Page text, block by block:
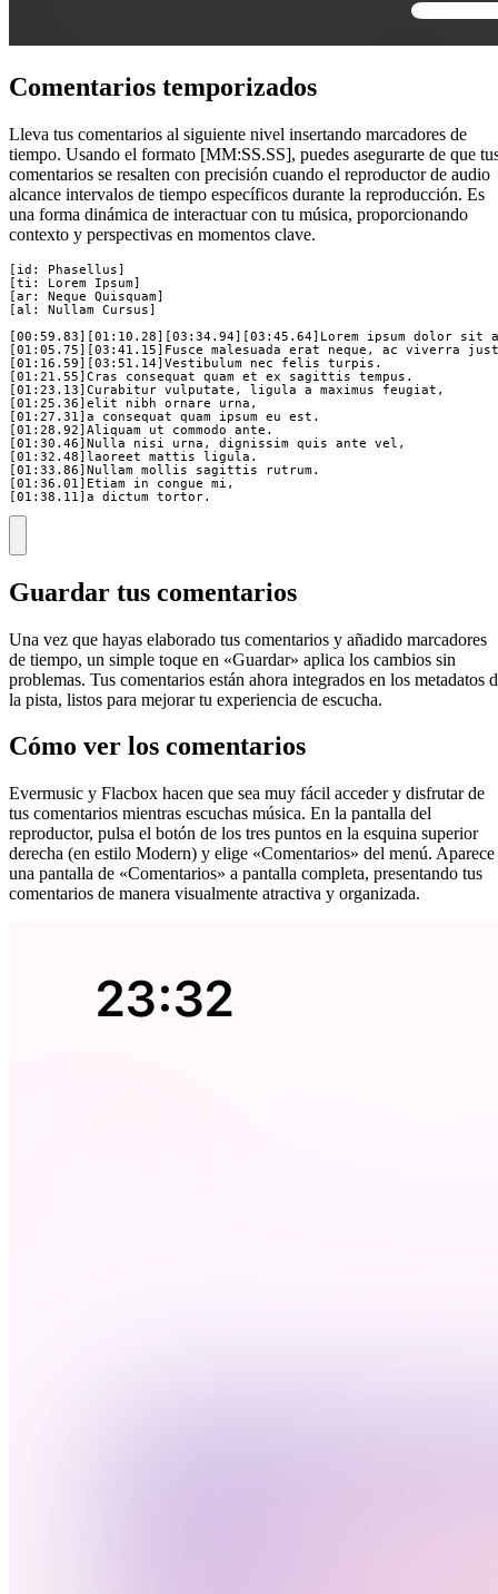
Comentarios temporizados
Lleva tus comentarios al siguiente nivel insertando marcadores de
tiempo. Usando el formato [MM:SS.SS], puedes asegurarte de que
comentarios se resalten con precisión cuando el reproductor de audio
alcance intervalos de tiempo específicos durante la reproducción. Es
una forma dinámica de interactuar con tu música, proporcionando
contexto y perspectivas en momentos clave.
[id: Phasellus]
[ti: Lorem Ipsum]
[ar: Neque Quisquam]
[al: Nullam Cursus]
[00:59.83][01:10.28][03:34.94][03:45.64]Lorem ipsum dolor
[01:05.75][03:41.15]Fusce malesuada erat neque, ac viverra
[01:16.59][03:51.14]Vestibulum nec felis turpis.
[01:21.55]Cras consequat quam et ex sagittis tempus.
[01:23.13]Curabitur vulputate, ligula a maximus feugiat,
[01:25.36]elit nibh ornare urna,
[01:27.31]a consequat quam ipsum eu est.
[01:28.92]Aliquam ut commodo ante.
[01:30.46]Nulla nisi urna, dignissim quis ante vel,
[01:32.48]laoreet mattis ligula.
[01:33.86]Nullam mollis sagittis rutrum.
[01:36.01]Etiam in congue mi,
[01:38.11]a dictum tortor.
Guardar tus comentarios
Una vez que hayas elaborado tus comentarios y añadido marcadores
de tiempo, un simple toque en «Guardar» aplica los cambios sin
problemas. Tus comentarios están ahora integrados en los metadatos
la pista, listos para mejorar tu experiencia de escucha.
Cómo ver los comentarios
Evermusic y Flacbox hacen que sea muy fácil acceder y disfrutar de
tus comentarios mientras escuchas música. En la pantalla del
reproductor, pulsa el botón de los tres puntos en la esquina superior
derecha (en estilo Modern) y elige «Comentarios» del menú. Aparece
una pantalla de «Comentarios» a pantalla completa, presentando tus
comentarios de manera visualmente atractiva y organizada.